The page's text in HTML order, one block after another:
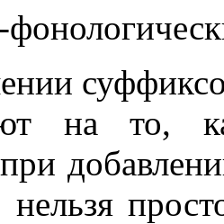
на то,
нельзя